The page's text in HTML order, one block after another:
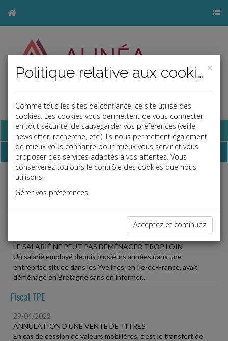
Base documentaire
Dépêches
Liste des dernières dépêches
LE SALARIÉ NE PEUT PAS DÉMÉNAGER TROP LOIN
Un salarié employé depuis plusieurs années dans une
entreprise située dans les Yvelines, en Ile-de-France, avait
déménagé en Bretagne sans en informer...
Fiscal TPE
29/04/2022
ANNULATION D'UNE VENTE DE TITRES
En cas de cession de valeurs mobilières, c'est le transfert de
×
Politique relative aux cookies
Comme tous les sites de confiance, ce site utilise des
cookies. Les cookies vous permettent de vous connecter
en tout sécurité, de sauvegarder vos préférences (veille,
newsletter, recherche, etc.). Ils nous permettent également
de mieux vous connaitre pour mieux vous servir et vous
proposer des services adaptés à vos attentes. Vous
conserverez toujours le contrôle des cookies que nous
utilisons.
Gérer vos préférences
Acceptez et continuez